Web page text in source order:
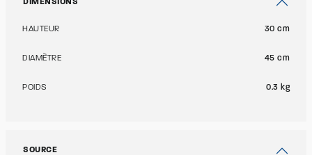
DIMENSIONS
HAUTEUR 30 cm
DIAMÈTRE 45 cm
POIDS 0.3 kg
SOURCE